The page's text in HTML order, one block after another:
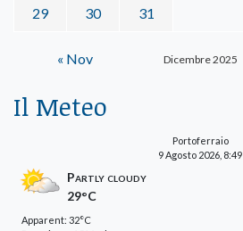
Dicembre 2025
29 30 31
« Nov
Il Meteo
Portoferraio
9 Agosto 2026, 8:49
Partly cloudy
29°C
Apparent: 32°C